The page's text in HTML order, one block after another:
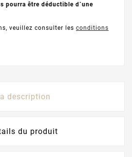
pourra être déductible d´une
veuillez consulter les conditions
description
du produit